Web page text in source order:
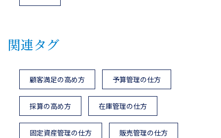
関連タグ
顧客満足の高め方 予算管理の仕方
採算の高め方 在庫管理の仕方
固定資産管理の仕方 販売管理の仕方